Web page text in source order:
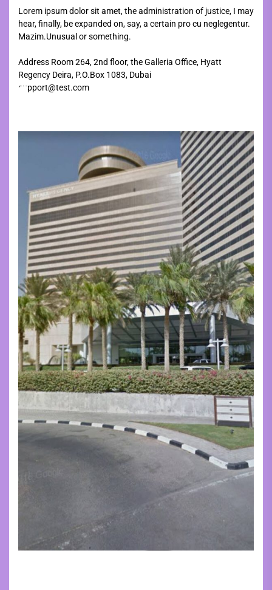
Lorem ipsum dolor sit amet, the administration of justice, I may
hear, finally, be expanded on, say, a certain pro cu neglegentur.
Mazim.Unusual or something.
Address Room 264, 2nd floor, the Galleria Office, Hyatt
Regency Deira, P.O.Box 1083, Dubai
support@test.com